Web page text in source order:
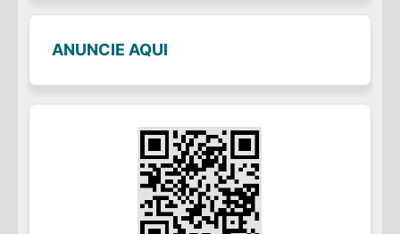
ANUNCIE AQUI